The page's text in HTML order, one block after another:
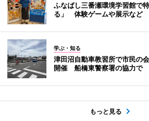
ふなばし三番瀬環境学習館で
る」 体験ゲームや展示など
学ぶ・知る
津田沼自動車教習所で市民の
開催 船橋東警察署の協力で
もっと見る